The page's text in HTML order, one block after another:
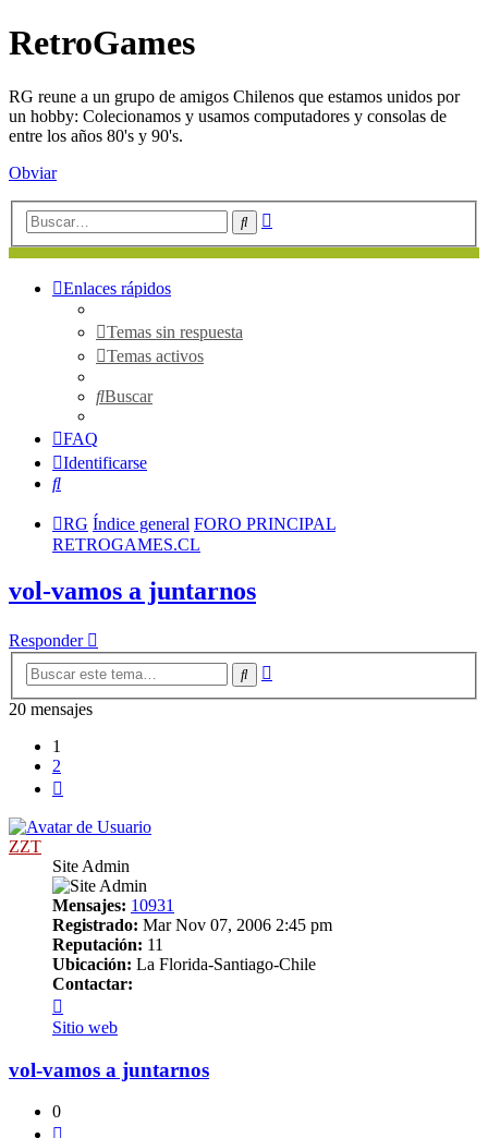
RetroGames
RG reune a un grupo de amigos Chilenos que estamos unidos por
un hobby: Colecionamos y usamos computadores y consolas de
entre los años 80's y 90's.
Obviar
Buscar
Enlaces rápidos
Temas sin respuesta
Temas activos
Buscar
FAQ
Identificarse
Buscar
RG Índice general FORO PRINCIPAL
RETROGAMES.CL
vol-vamos a juntarnos
Responder
Buscar
20 mensajes
1
2
ZZT
Site Admin
Mensajes: 10931
Registrado: Mar Nov 07, 2006 2:45 pm
Reputación: 11
Ubicación: La Florida-Santiago-Chile
Contactar:
ZZT
Sitio web
vol-vamos a juntarnos
0